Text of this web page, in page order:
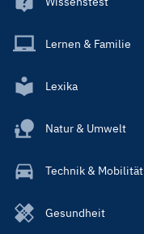
Lernen & Familie
Lexika
Natur & Umwelt
Technik & Mobilität
Gesundheit